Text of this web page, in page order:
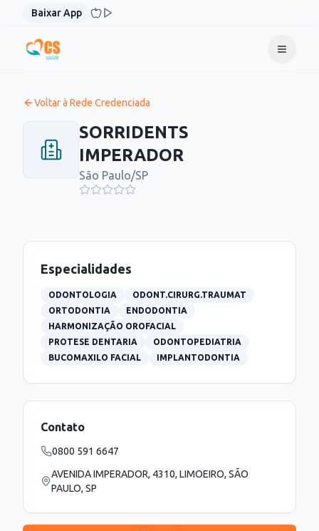
Pular para o conteúdo
Baixar App
Voltar à Rede Credenciada
SORRIDENTS
IMPERADOR
São Paulo/SP
Especialidades
ODONTOLOGIA
ODONT.CIRURG.TRAUMAT
ORTODONTIA
ENDODONTIA
HARMONIZAÇÃO OROFACIAL
PROTESE DENTARIA
ODONTOPEDIATRIA
BUCOMAXILO FACIAL
IMPLANTODONTIA
Contato
0800 591 6647
AVENIDA IMPERADOR, 4310, LIMOEIRO, SÃO
PAULO, SP